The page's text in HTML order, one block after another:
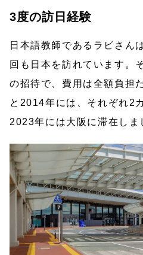
3度の訪日経験
日本語教師であるラビさん
回も日本を訪れています。
の招待で、費用は全額負担
と2014年には、それぞれ2
2023年には大阪に滞在しま